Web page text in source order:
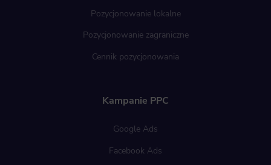
example, we may use functional cookies to remember your language preferences or to remember your login information,
Scripts and data used to collect information to analyze site traffic and how users use the site, how they came to the site, and
demographic criteria. Also, third-party files that, in conjunction with files installed while browsing other websites, profile the
user, providing him or her with the marketing, advertising and retargeting content deemed most appropriate.
Pozycjonowanie lokalne
Pozycjonowanie zagraniczne
Cennik pozycjonowania
Kampanie PPC
Google Ads
Facebook Ads